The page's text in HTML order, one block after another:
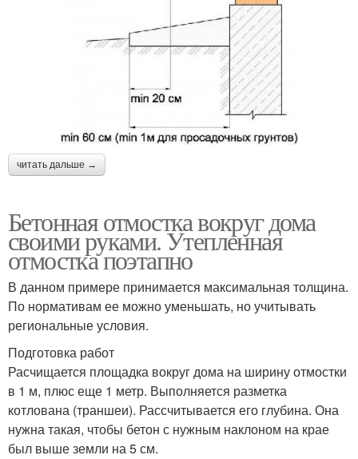
читать дальше →
Бетонная отмостка вокруг дома
своими руками. Утепленная
отмостка поэтапно
В данном примере принимается максимальная толщина.
По нормативам ее можно уменьшать, но учитывать
региональные условия.
Подготовка работ
Расчищается площадка вокруг дома на ширину отмостки
в 1 м, плюс еще 1 метр. Выполняется разметка
котлована (траншеи). Рассчитывается его глубина. Она
нужна такая, чтобы бетон с нужным наклоном на крае
был выше земли на 5 см.